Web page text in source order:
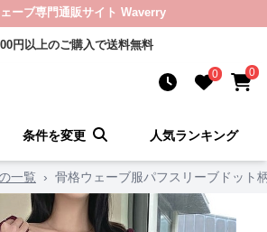
ーブ専門通販サイト Waverry
円以上のご購入で送料無料
0 0
条件を変更 人気ランキング
一覧 › 骨格ウェーブ服パフスリーブドット